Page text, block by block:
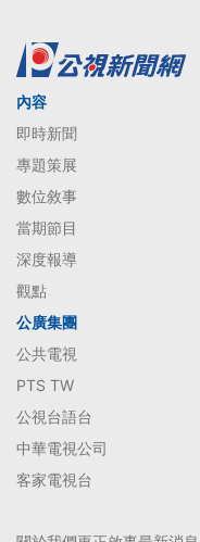
內容
即時新聞
專題策展
數位敘事
當期節目
深度報導
觀點
公廣集團
公共電視
PTS TW
公視台語台
中華電視公司
客家電視台